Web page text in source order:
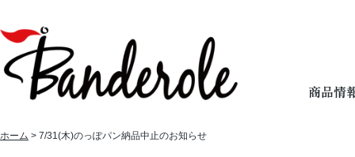
ホーム > 7/31(木)のっぽパン納品中止のお知らせ